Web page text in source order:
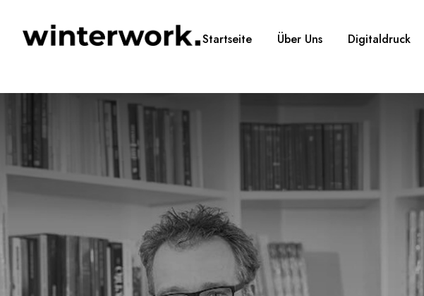
Startseite Über Uns Digitaldruck